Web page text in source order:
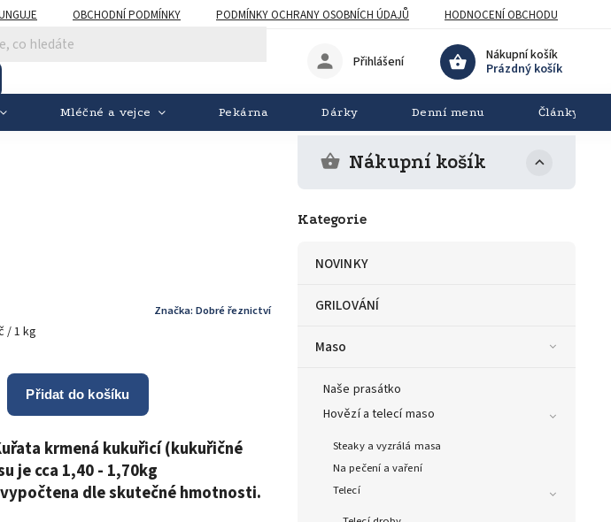
OBCHODNÍ PODMÍNKY PODMÍNKY OCHRANY OSOBNÍCH ÚDAJŮ HODNOCENÍ OBCHODU
Nákupní košík
Prázdný košík
Přihlášení
Mléčné a vejce Pekárna Dárky Denní menu Články
Nákupní košík
Kategorie
NOVINKY
GRILOVÁNÍ
Maso
Naše prasátko
Hovězí a telecí maso
Steaky a vyzrálá masa
Na pečení a vaření
Telecí
Značka: Dobré řeznictví
/ 1 kg
Přidat do košíku
krmená kukuřicí (kukuřičné
je cca 1,40 - 1,70kg
vypočtena dle skutečné hmotnosti.